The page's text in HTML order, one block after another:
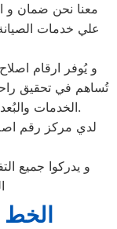
معنا نحن ضمان و
علي خدمات الصيانة
و يُوفر ارقام
تُساهم في تحقيق
الخدمات والبُعد التام عن التكاليف المالية باهظة الثمن.
لدي مركز رقم
الخط